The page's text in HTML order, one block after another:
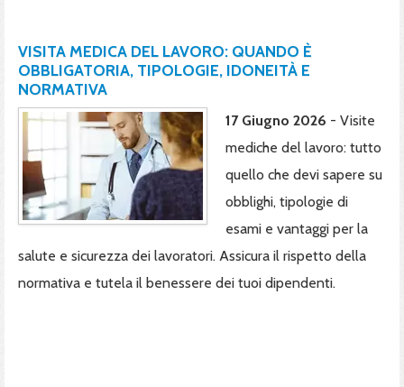
VISITA MEDICA DEL LAVORO: QUANDO È
OBBLIGATORIA, TIPOLOGIE, IDONEITÀ E
NORMATIVA
17 Giugno 2026 - Visite
mediche del lavoro: tutto
quello che devi sapere su
obblighi, tipologie di
esami e vantaggi per la
salute e sicurezza dei lavoratori. Assicura il rispetto della
normativa e tutela il benessere dei tuoi dipendenti.